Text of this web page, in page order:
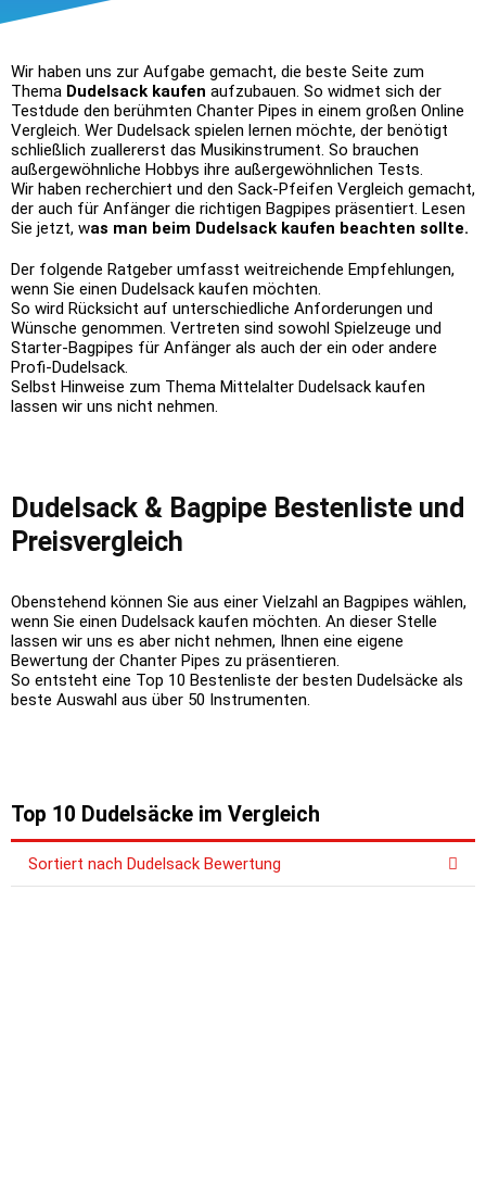
Wir haben uns zur Aufgabe gemacht, die beste Seite zum
Thema Dudelsack kaufen aufzubauen. So widmet sich der
Testdude den berühmten Chanter Pipes in einem großen Online
Vergleich. Wer Dudelsack spielen lernen möchte, der benötigt
schließlich zuallererst das Musikinstrument. So brauchen
außergewöhnliche Hobbys ihre außergewöhnlichen Tests.
Wir haben recherchiert und den Sack-Pfeifen Vergleich gemacht,
der auch für Anfänger die richtigen Bagpipes präsentiert. Lesen
Sie jetzt, was man beim Dudelsack kaufen beachten sollte.
Der folgende Ratgeber umfasst weitreichende Empfehlungen,
wenn Sie einen Dudelsack kaufen möchten.
So wird Rücksicht auf unterschiedliche Anforderungen und
Wünsche genommen. Vertreten sind sowohl Spielzeuge und
Starter-Bagpipes für Anfänger als auch der ein oder andere
Profi-Dudelsack.
Selbst Hinweise zum Thema Mittelalter Dudelsack kaufen
lassen wir uns nicht nehmen.
Dudelsack & Bagpipe Bestenliste und
Preisvergleich
Obenstehend können Sie aus einer Vielzahl an Bagpipes wählen,
wenn Sie einen Dudelsack kaufen möchten. An dieser Stelle
lassen wir uns es aber nicht nehmen, Ihnen eine eigene
Bewertung der Chanter Pipes zu präsentieren.
So entsteht eine Top 10 Bestenliste der besten Dudelsäcke als
beste Auswahl aus über 50 Instrumenten.
Top 10 Dudelsäcke im Vergleich
Sortiert nach Dudelsack Bewertung